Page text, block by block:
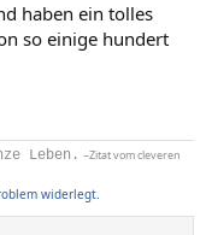
haben ein tolles
so einige hundert
Leben. ~Zitat vom cleveren
widerlegt.